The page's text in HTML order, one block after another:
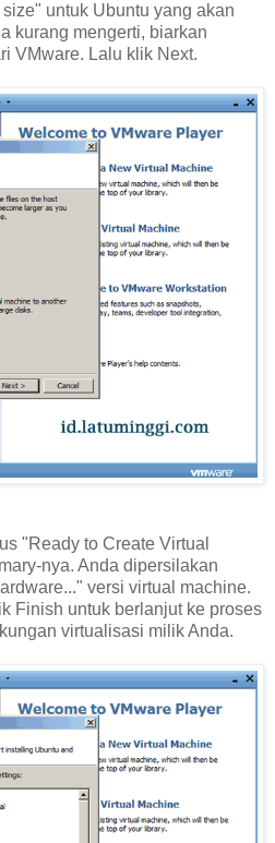
untuk Ubuntu yang akan
kurang mengerti, biarkan
VMware. Lalu klik Next.
"Ready to Create Virtual
nya. Anda dipersilakan
versi virtual machine.
Finish untuk berlanjut ke proses
virtualisasi milik Anda.